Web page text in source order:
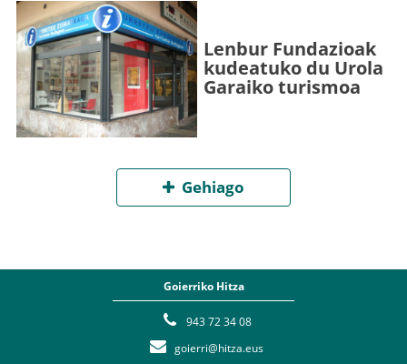
Lenbur Fundazioak
kudeatuko du Urola
Garaiko turismoa
Gehiago
Goierriko Hitza
943 72 34 08
goierri@hitza.eus